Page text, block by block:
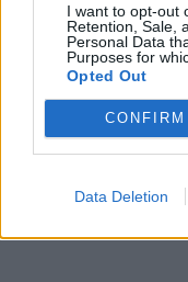
I want to opt-out
Retention, Sale,
Personal Data
Purposes for
Opted Out
CONFIRM
Data Deletion
COMMENTS